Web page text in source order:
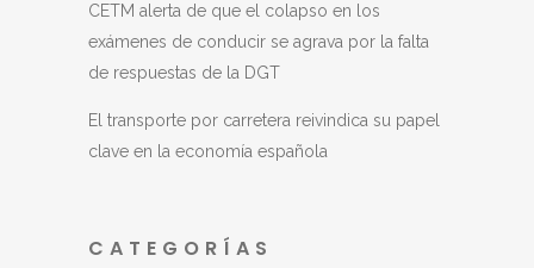
CETM alerta de que el colapso en los
exámenes de conducir se agrava por la falta
de respuestas de la DGT
El transporte por carretera reivindica su papel
clave en la economía española
CATEGORÍAS